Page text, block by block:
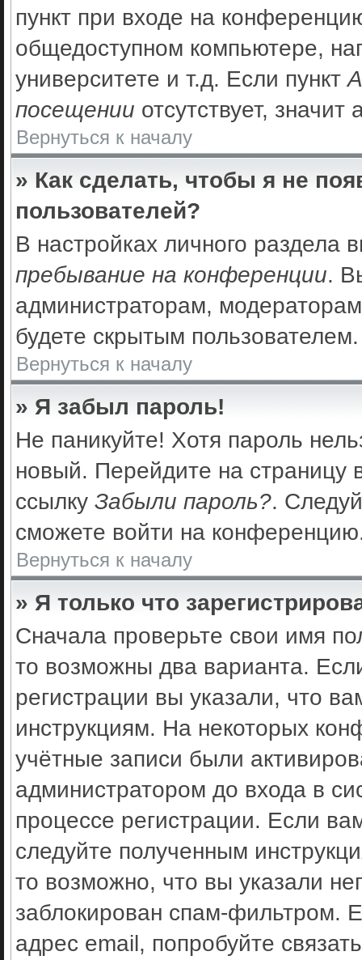
пункт при входе на
общедоступном компьютере,
университете и т.д. Если пункт
посещении отсутствует,
Вернуться к началу
» Как сделать, чтобы я не
пользователей?
В настройках личного раздела
пребывание на конференции.
администраторам,
будете скрытым пользователем.
Вернуться к началу
» Я забыл пароль!
Не паникуйте! Хотя пароль
новый. Перейдите на
ссылку Забыли пароль?.
сможете войти на
Вернуться к началу
» Я только что
Сначала проверьте свои имя
то возможны два варианта.
регистрации вы указали, что
инструкциям. На некоторых
учётные записи были
администратором до входа в
процессе регистрации. Если
следуйте полученным
то возможно, что вы указали
заблокирован спам-фильтром.
адрес email, попробуйте